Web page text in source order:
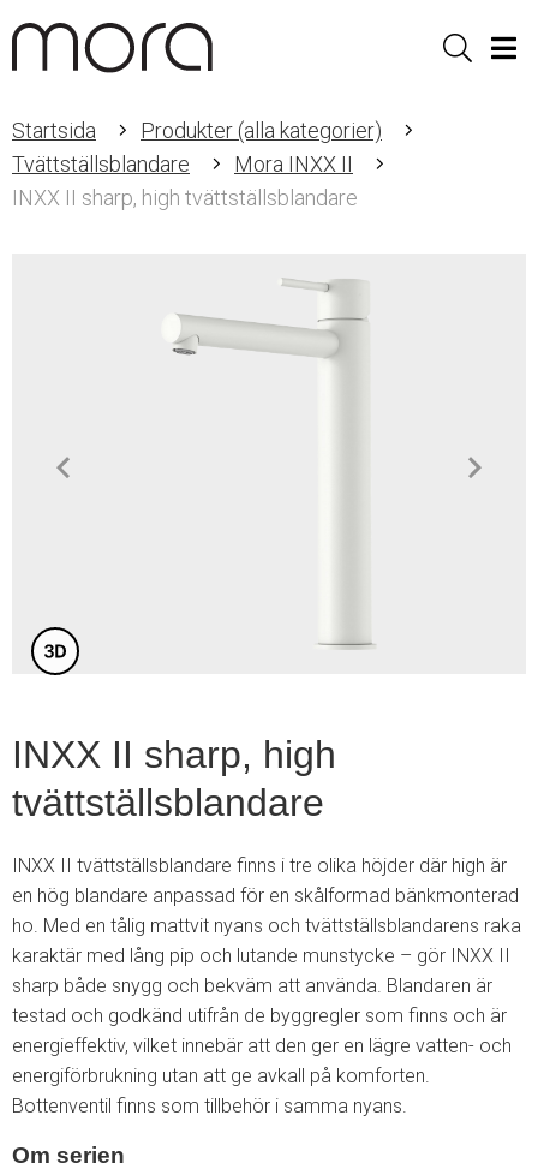
Sök
Startsida
Produkter (alla kategorier)
Tvättställsblandare
Mora INXX II
INXX II sharp, high tvättställsblandare
INXX II sharp, high
tvättställsblandare
INXX II tvättställsblandare finns i tre olika höjder där high är
en hög blandare anpassad för en skålformad bänkmonterad
ho. Med en tålig mattvit nyans och tvättställsblandarens raka
karaktär med lång pip och lutande munstycke – gör INXX II
sharp både snygg och bekväm att använda. Blandaren är
testad och godkänd utifrån de byggregler som finns och är
energieffektiv, vilket innebär att den ger en lägre vatten- och
energiförbrukning utan att ge avkall på komforten.
Bottenventil finns som tillbehör i samma nyans.
Om serien